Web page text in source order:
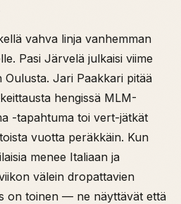
vahva linja vanhemman
Pasi Järvelä julkaisi viime
Oulusta. Jari Paakkari pitää
hengissä MLM-
-tapahtuma toi vert-jätkät
vuotta peräkkäin. Kun
menee Italiaan ja
välein dropattavien
on toinen — ne näyttävät että